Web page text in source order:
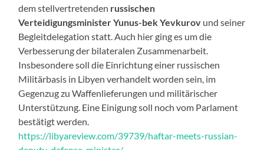
dem stellvertretenden russischen
VerteidigungsministerYunus-bek Yevkurov und seiner
Begleitdelegation statt. Auch hier ging es um die
Verbesserung der bilateralen Zusammenarbeit.
Insbesondere soll die Einrichtung einer russischen
Militärbasis in Libyen verhandelt worden sein, im
Gegenzug zu Waffenlieferungen und militärischer
Unterstützung. Eine Einigung soll noch vom Parlament
bestätigt werden.
https://libyareview.com/39739/haftar-meets-russian-